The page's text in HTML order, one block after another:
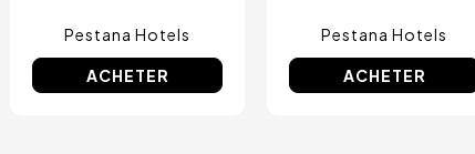
Pestana Hotels
ACHETER
Pestana Hotels
ACHETER